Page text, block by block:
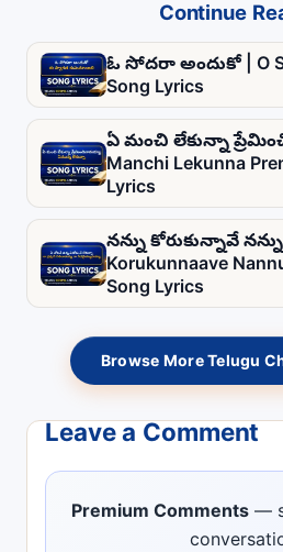
Continue
ఓ సోదరా అందుకో | O
Song Lyrics
ఏ మంచి లేకున్నా
Manchi Lekunna
Lyrics
నన్ను కోరుకున్నావే
Korukunnaave
Song Lyrics
Browse More Telugu
Leave a Comment
Premium Comments—